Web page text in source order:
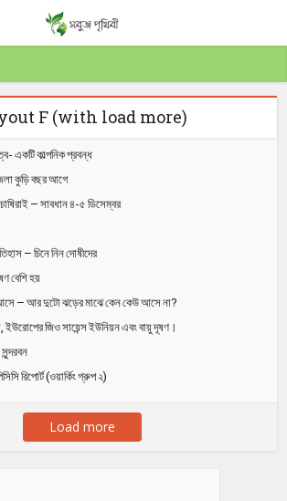
F (with load more)
একটি কাল্পনিক প্রবন্ধ
কুড়ি বছর আগে
– সাবধান ৪-৫ ডিসেম্বর
– চিনে নিন দোষীদের
বেশি হয়
– আর দুটো ঝড়ের মাঝে কেন কেউ আসে না?
ইউরোপের জিও সায়েন্স ইউনিয়ন এবং বায়ু দূষণ।
রিপোর্ট (ওয়ার্কিং গ্রুপ ২)
Load more